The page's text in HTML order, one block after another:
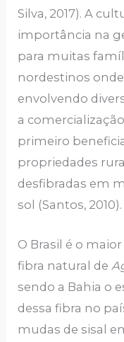
Silva, 2017). A
importância na
para muitas
nordestinos
envolvendo
a comercialização
primeiro
propriedades
desfibradas em
sol (Santos, 2010).
O Brasil é o
fibra natural de
sendo a Bahia o
dessa fibra no
mudas de sisal